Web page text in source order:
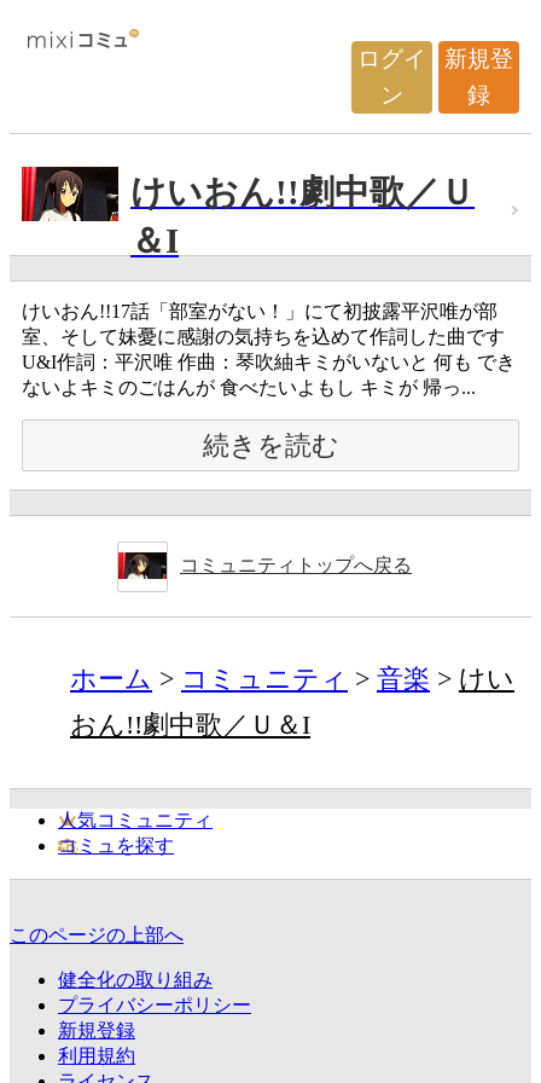
ログイ
ン
新規登
録
けいおん!!劇中歌／Ｕ
＆I
けいおん!!17話「部室がない！」にて初披露平沢唯が部
室、そして妹憂に感謝の気持ちを込めて作詞した曲です
U&I作詞：平沢唯 作曲：琴吹紬キミがいないと 何も でき
ないよキミのごはんが 食べたいよもし キミが 帰っ...
続きを読む
コミュニティトップへ戻る
ホーム コミュニティ 音楽
けい
おん!!劇中歌／Ｕ＆I
人気コミュニティ
コミュを探す
このページの上部へ
健全化の取り組み
プライバシーポリシー
新規登録
利用規約